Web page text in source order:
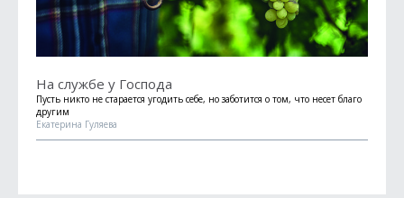
На службе у Господа
Пусть никто не старается угодить себе, но заботится о том, что несет благо
другим
Екатерина Гуляева